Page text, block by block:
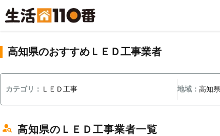
高知県のおすすめＬＥＤ工事業者
カテゴリ： ＬＥＤ工事 地域：高知県
高知県のＬＥＤ工事業者一覧